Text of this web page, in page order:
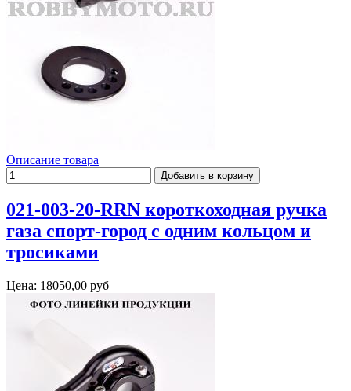
Описание товара
021-003-20-RRN короткоходная ручка
газа спорт-город с одним кольцом и
тросиками
Цена: 18050,00 руб